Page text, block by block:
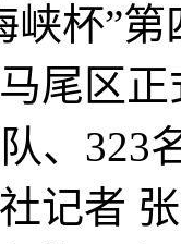
峡杯”
尾区
、323
记者